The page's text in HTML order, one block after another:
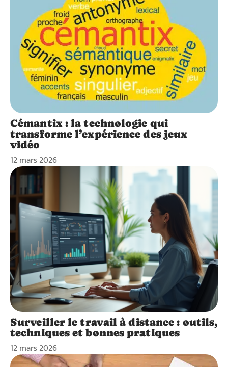
Cémantix : la technologie qui
transforme l’expérience des jeux
vidéo
12 mars 2026
Surveiller le travail à distance : outils,
techniques et bonnes pratiques
12 mars 2026